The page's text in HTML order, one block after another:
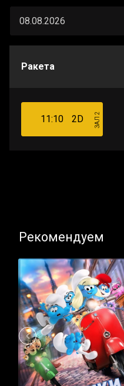
Ракета
11:10 2D ЗАЛ 2
Рекомендуем